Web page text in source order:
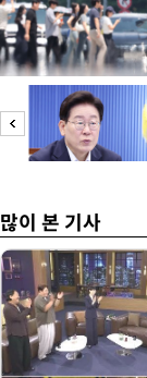
많이 본 기사